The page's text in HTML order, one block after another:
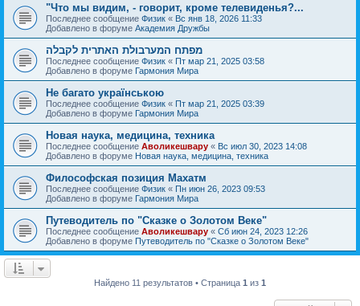
"Что мы видим, - говорит, кроме телевиденья?...
Последнее сообщение Физик « Вс янв 18, 2026 11:33
Добавлено в форуме Академия Дружбы
מפתח המערבולת האתרית לקבלה
Последнее сообщение Физик « Пт мар 21, 2025 03:58
Добавлено в форуме Гармония Мира
Не багато українською
Последнее сообщение Физик « Пт мар 21, 2025 03:39
Добавлено в форуме Гармония Мира
Новая наука, медицина, техника
Последнее сообщение Аволикешвару « Вс июл 30, 2023 14:08
Добавлено в форуме Новая наука, медицина, техника
Философская позиция Махатм
Последнее сообщение Физик « Пн июн 26, 2023 09:53
Добавлено в форуме Гармония Мира
Путеводитель по "Сказке о Золотом Веке"
Последнее сообщение Аволикешвару « Сб июн 24, 2023 12:26
Добавлено в форуме Путеводитель по "Сказке о Золотом Веке"
Найдено 11 результатов • Страница 1 из 1